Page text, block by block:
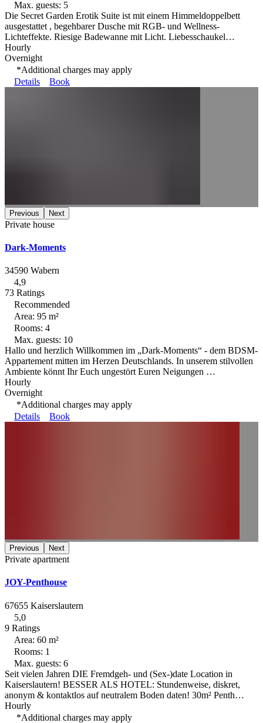
Max. guests: 5
Die Secret Garden Erotik Suite ist mit einem Himmeldoppelbett
ausgestattet , begehbarer Dusche mit RGB- und Wellness-
Lichteffekte. Riesige Badewanne mit Licht. Liebesschaukel…
Hourly
Overnight
*Additional charges may apply
Details
Book
Previous Next
Private house
Dark-Moments
34590 Wabern
4,9
73 Ratings
Recommended
Area: 95 m²
Rooms: 4
Max. guests: 10
Hallo und herzlich Willkommen im „Dark-Moments“ - dem BDSM-
Appartement mitten im Herzen Deutschlands. In unserem stilvollen
Ambiente könnt Ihr Euch ungestört Euren Neigungen …
Hourly
Overnight
*Additional charges may apply
Details
Book
Previous Next
Private apartment
JOY-Penthouse
67655 Kaiserslautern
5,0
9 Ratings
Area: 60 m²
Rooms: 1
Max. guests: 6
Seit vielen Jahren DIE Fremdgeh- und (Sex-)date Location in
Kaiserslautern! BESSER ALS HOTEL: Stundenweise, diskret,
anonym & kontaktlos auf neutralem Boden daten! 30m² Penth…
Hourly
*Additional charges may apply